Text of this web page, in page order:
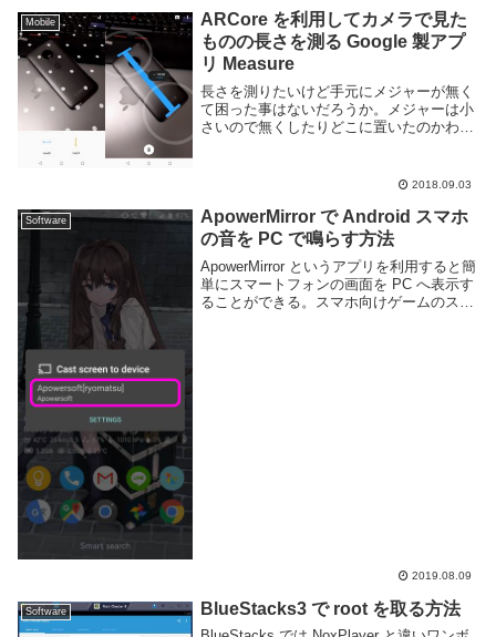
Mobile
ARCore を利用してカメラで見た
ものの長さを測る Google 製アプ
リ Measure
長さを測りたいけど手元にメジャーが無く
て困った事はないだろうか。メジャーは小
さいので無くしたりどこに置いたのかわか
新しい Android 端末を利用しているのであ
2018.09.03
Software
ApowerMirror で Android スマホ
の音を PC で鳴らす方法
ApowerMirror というアプリを利用すると簡
単にスマートフォンの画面を PC へ表示す
ることができる。スマホ向けゲームのスト
2019.08.09
Software BlueStacks3 で root を取る方法